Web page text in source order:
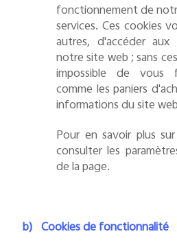
fonctionnement de
services. Ces cookies
autres, d'accéder aux
notre site web ; sans
impossible de vous
comme les paniers
informations du site
Pour en savoir plus
consulter les
de la page.
b) Cookies de fonctionnalité